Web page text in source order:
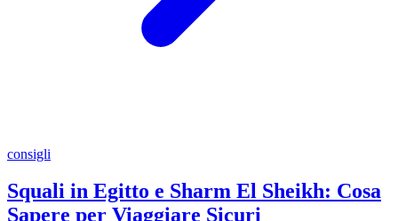
consigli
Squali in Egitto e Sharm El Sheikh: Cosa
Sapere per Viaggiare Sicuri